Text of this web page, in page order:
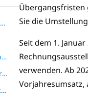
01 Das Wichtigste zur E-Rechnung 2026
E-Rechnung, PDF und Papierrechnung im Vergleich
XRechnung, ZUGFeRD und weitere zulässige Formate
03 Für wen gilt die E-Rechnungspflicht?
Übergangsfristen
Sie die
Seit dem 1.
verwenden. Ab
Vorjahresumsatz,